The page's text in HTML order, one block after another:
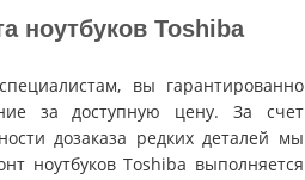
ноутбуков Toshiba
вы гарантированно
за доступную цену. За счет
дозаказа редких деталей мы
ноутбуков Toshiba выполняется